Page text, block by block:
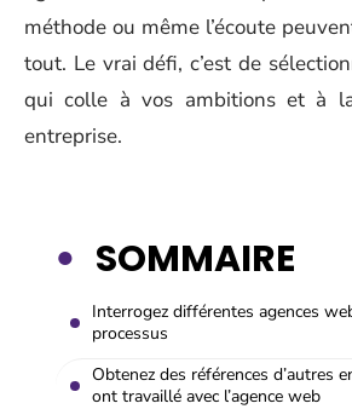
méthode ou même l’écoute
tout. Le vrai défi, c’est de
qui colle à vos ambitions et à
entreprise.
SOMMAIRE
Interrogez différentes agences
processus
Obtenez des références d’autres
ont travaillé avec l’agence web